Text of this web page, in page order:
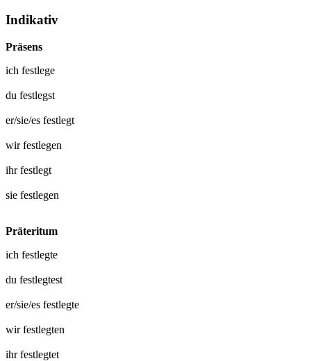
Indikativ
Präsens
ich festlege
du festlegst
er/sie/es festlegt
wirfestlegen
ihrfestlegt
sie festlegen
Präteritum
ich festlegte
du festlegtest
er/sie/es festlegte
wirfestlegten
ihrfestlegtet